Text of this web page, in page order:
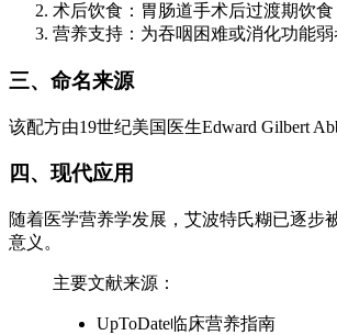
术后饮食：胃肠道手术后过渡期饮
营养支持：为吞咽困难或消化功能弱
三、命名来源
该配方由19世纪美国医生Edward Gilbert
四、现代应用
随着医学营养学发展，艾波特氏糊已逐
意义。
主要文献来源：
UpToDate临床营养指南